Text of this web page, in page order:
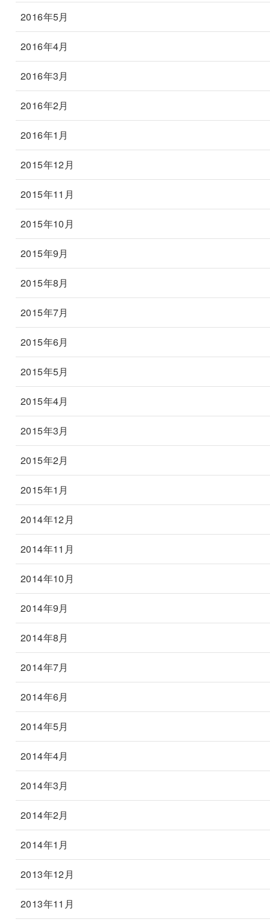
2016年5月
2016年4月
2016年3月
2016年2月
2016年1月
2015年12月
2015年11月
2015年10月
2015年9月
2015年8月
2015年7月
2015年6月
2015年5月
2015年4月
2015年3月
2015年2月
2015年1月
2014年12月
2014年11月
2014年10月
2014年9月
2014年8月
2014年7月
2014年6月
2014年5月
2014年4月
2014年3月
2014年2月
2014年1月
2013年12月
2013年11月